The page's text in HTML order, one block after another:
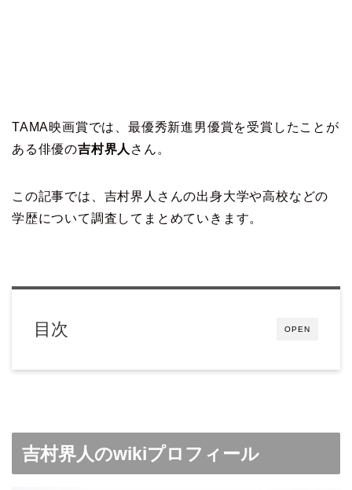
TAMA映画賞では、最優秀新進男優賞を受賞したことが
ある俳優の吉村界人 さん。
この記事では、吉村界人さんの出身大学や高校などの
学歴について調査してまとめていきます。
OPEN
目次
吉村界人のwikiプロフィール